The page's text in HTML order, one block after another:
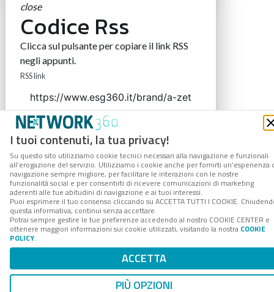
I tuoi contenuti, la tua privacy!
Su questo sito utilizziamo cookie tecnici necessari alla navigazione e funzionali
all’erogazione del servizio. Utilizziamo i cookie anche per fornirti un’esperienza
navigazione sempre migliore, per facilitare le interazioni con le nostre
funzionalità social e per consentirti di ricevere comunicazioni di marketing
aderenti alle tue abitudini di navigazione e ai tuoi interessi.
Puoi esprimere il tuo consenso cliccando su ACCETTA TUTTI I COOKIE.
questa informativa, continui senza accettare.
Potrai sempre gestire le tue preferenze accedendo al nostro COOKIE CENTER e
ottenere maggiori informazioni sui cookie utilizzati, visitando la nostra COOKIE
POLICY.
ACCETTA
PIÙ OPZIONI
close
Codice Rss
Clicca sul pulsante per copiare il link RSS
negli appunti.
RSS link
COPIA LINK